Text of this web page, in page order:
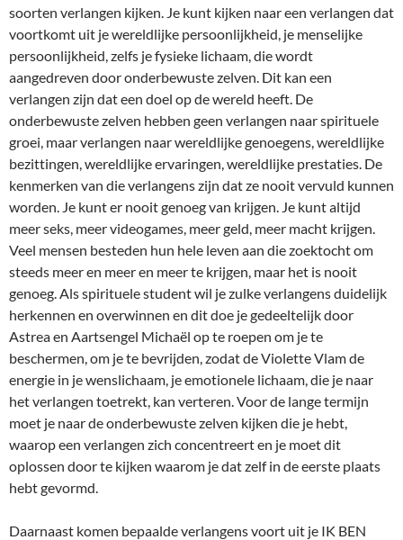
soorten verlangen kijken. Je kunt kijken naar een verlangen dat
voortkomt uit je wereldlijke persoonlijkheid, je menselijke
persoonlijkheid, zelfs je fysieke lichaam, die wordt
aangedreven door onderbewuste zelven. Dit kan een
verlangen zijn dat een doel op de wereld heeft. De
onderbewuste zelven hebben geen verlangen naar spirituele
groei, maar verlangen naar wereldlijke genoegens, wereldlijke
bezittingen, wereldlijke ervaringen, wereldlijke prestaties. De
kenmerken van die verlangens zijn dat ze nooit vervuld kunnen
worden. Je kunt er nooit genoeg van krijgen. Je kunt altijd
meer seks, meer videogames, meer geld, meer macht krijgen.
Veel mensen besteden hun hele leven aan die zoektocht om
steeds meer en meer en meer te krijgen, maar het is nooit
genoeg. Als spirituele student wil je zulke verlangens duidelijk
herkennen en overwinnen en dit doe je gedeeltelijk door
Astrea en Aartsengel Michaël op te roepen om je te
beschermen, om je te bevrijden, zodat de Violette Vlam de
energie in je wenslichaam, je emotionele lichaam, die je naar
het verlangen toetrekt, kan verteren. Voor de lange termijn
moet je naar de onderbewuste zelven kijken die je hebt,
waarop een verlangen zich concentreert en je moet dit
oplossen door te kijken waarom je dat zelf in de eerste plaats
hebt gevormd.
Daarnaast komen bepaalde verlangens voort uit je IK BEN